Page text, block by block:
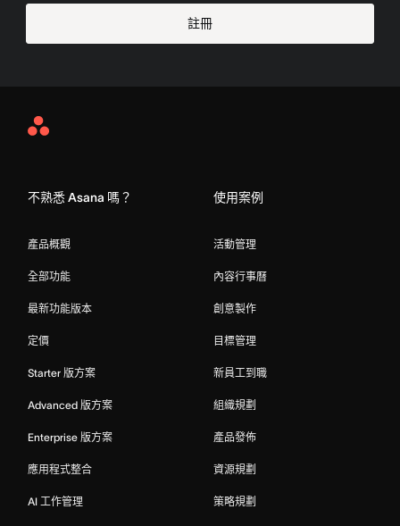
註冊
Asana
不熟悉 Asana 嗎？
產品概觀
全部功能
最新功能版本
定價
Starter 版方案
Advanced 版方案
Enterprise 版方案
應用程式整合
AI 工作管理
使用案例
活動管理
內容行事曆
創意製作
目標管理
新員工到職
組織規劃
產品發佈
資源規劃
策略規劃